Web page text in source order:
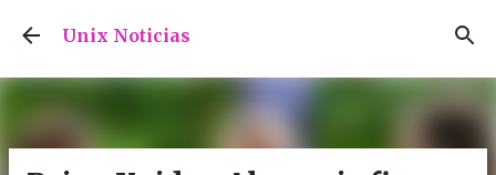
Ir al contenido principal
Unix Noticias